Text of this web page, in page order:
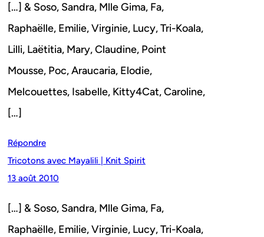
[…] & Soso, Sandra, Mlle Gima, Fa,
Raphaëlle, Emilie, Virginie, Lucy, Tri-Koala,
Lilli, Laëtitia, Mary, Claudine, Point
Mousse, Poc, Araucaria, Elodie,
Melcouettes, Isabelle, Kitty4Cat, Caroline,
[…]
Répondre
Tricotons avec Mayalili | Knit Spirit
13 août 2010
[…] & Soso, Sandra, Mlle Gima, Fa,
Raphaëlle, Emilie, Virginie, Lucy, Tri-Koala,